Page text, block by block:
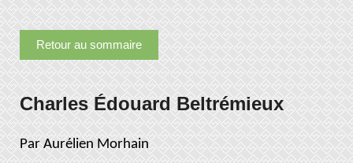
Retour au sommaire
Charles Édouard Beltrémieux
Par Aurélien Morhain